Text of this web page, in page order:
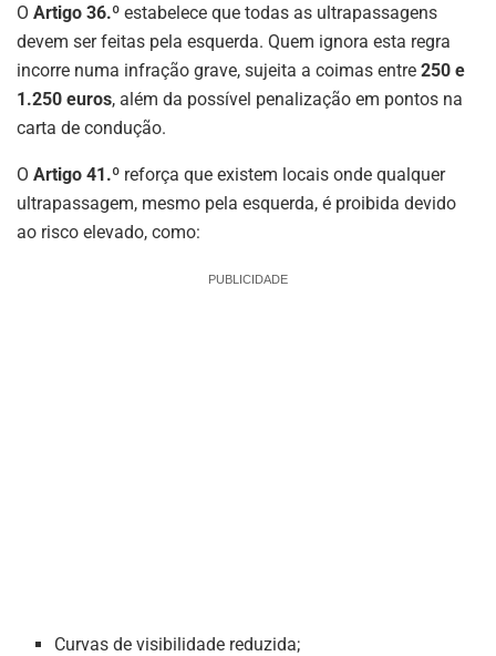
O Artigo 36.º estabelece que todas as ultrapassagens
devem ser feitas pela esquerda. Quem ignora esta regra
incorre numa infração grave, sujeita a coimas entre 250 e
1.250 euros, além da possível penalização em pontos na
carta de condução.
O Artigo 41.º reforça que existem locais onde qualquer
ultrapassagem, mesmo pela esquerda, é proibida devido
ao risco elevado, como:
PUBLICIDADE
Curvas de visibilidade reduzida;